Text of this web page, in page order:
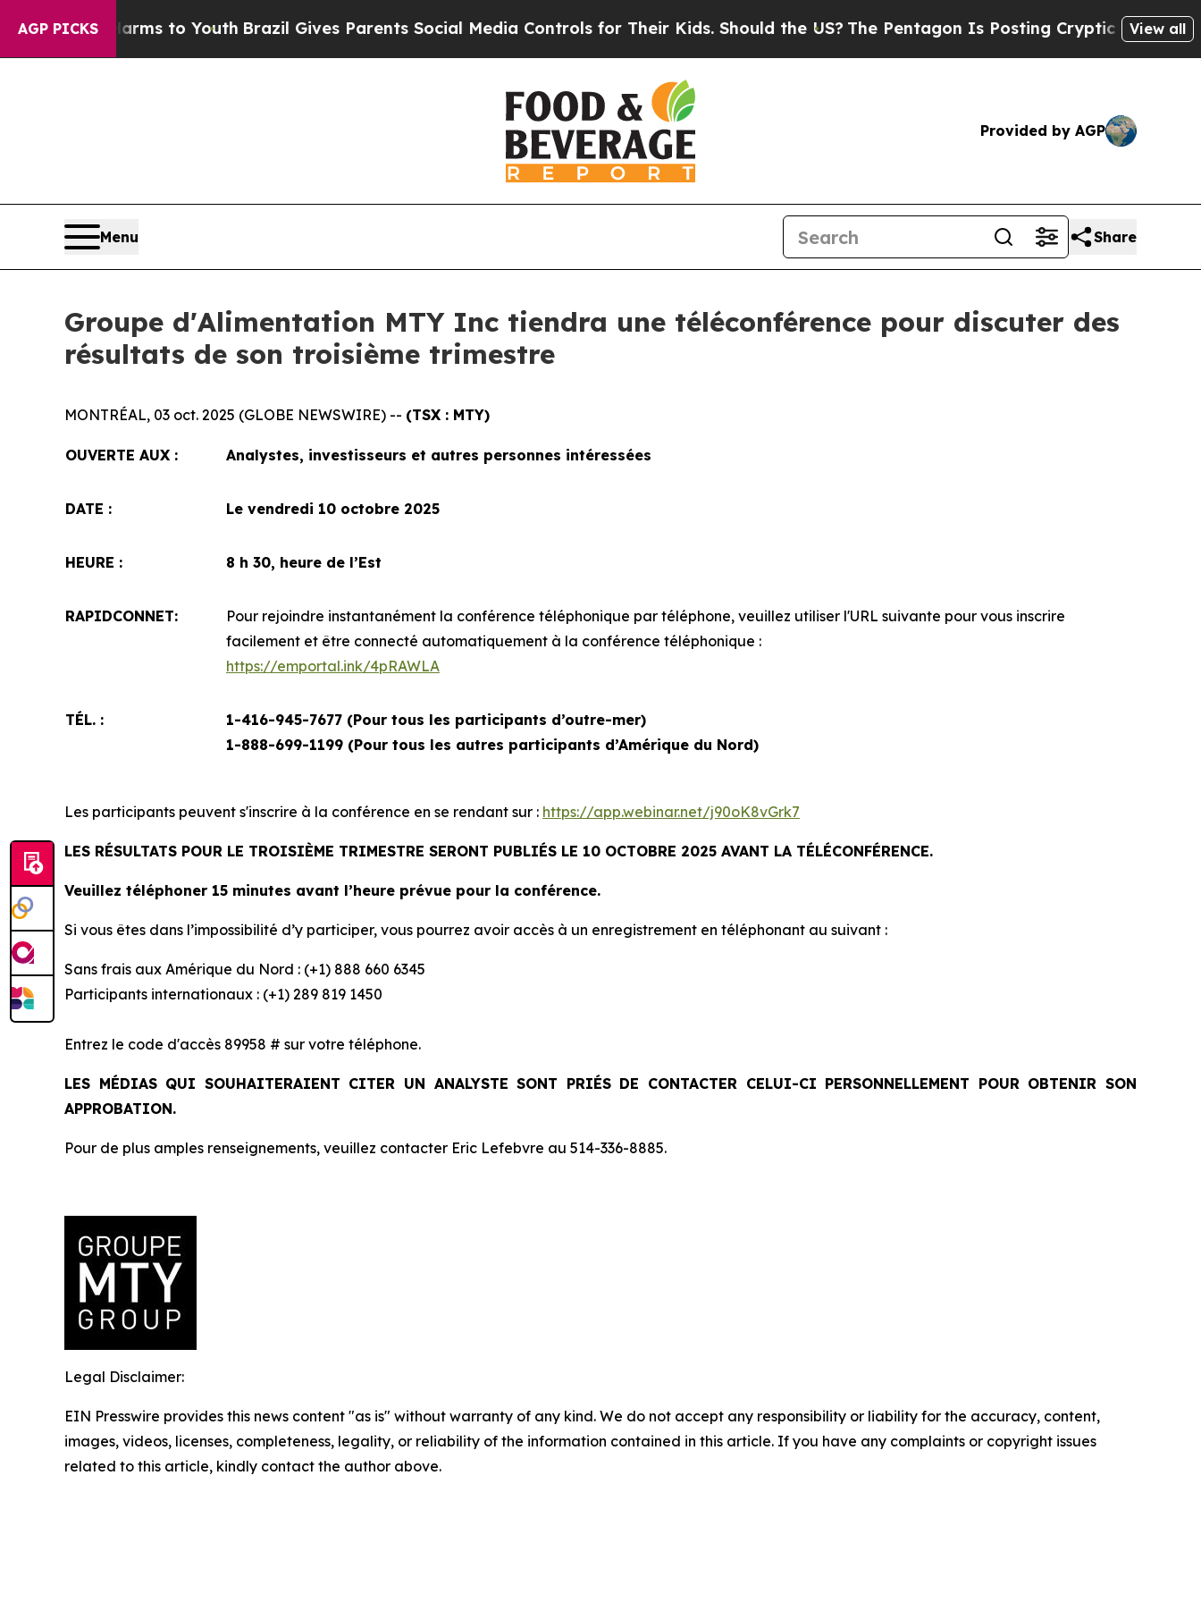
AGP PICKS
Harms to YouthBrazil Gives Parents Social Media Controls for Their Kids. Should the US?The Pentagon Is Posting Cryptic Biblical View all
Provided by AGP
Menu Share
Groupe d'Alimentation MTY Inc tiendra une téléconférence pour discuter des
résultats de son troisième trimestre
MONTRÉAL, 03 oct. 2025 (GLOBE NEWSWIRE) -- (TSX : MTY)
OUVERTE AUX : Analystes, investisseurs et autres personnes intéressées
DATE : Le vendredi 10 octobre 2025
HEURE : 8 h 30, heure de l’Est
RAPIDCONNET:
Pour rejoindre instantanément la conférence téléphonique par téléphone, veuillez utiliser l'URL suivante pour vous inscrire
facilement et être connecté automatiquement à la conférence téléphonique :
https://emportal.ink/4pRAWLA
TÉL. :
1-416-945-7677 (Pour tous les participants d’outre-mer)
1-888-699-1199 (Pour tous les autres participants d’Amérique du Nord)
Les participants peuvent s'inscrire à la conférence en se rendant sur : https://app.webinar.net/j90oK8vGrk7
LES RÉSULTATS POUR LE TROISIÈME TRIMESTRE SERONT PUBLIÉS LE 10 OCTOBRE 2025 AVANT LA TÉLÉCONFÉRENCE.
Veuillez téléphoner 15 minutes avant l’heure prévue pour la conférence.
Si vous êtes dans l’impossibilité d’y participer, vous pourrez avoir accès à un enregistrement en téléphonant au suivant :
Sans frais aux Amérique du Nord : (+1) 888 660 6345
Participants internationaux : (+1) 289 819 1450
Entrez le code d'accès 89958 # sur votre téléphone.
LES MÉDIAS QUI SOUHAITERAIENT CITER UN ANALYSTE SONT PRIÉS DE CONTACTER CELUI-CI PERSONNELLEMENT POUR OBTENIR SON
APPROBATION.
Pour de plus amples renseignements, veuillez contacter Eric Lefebvre au 514-336-8885.
Legal Disclaimer:
EIN Presswire provides this news content "as is" without warranty of any kind. We do not accept any responsibility or liability for the accuracy, content,
images, videos, licenses, completeness, legality, or reliability of the information contained in this article. If you have any complaints or copyright issues
related to this article, kindly contact the author above.